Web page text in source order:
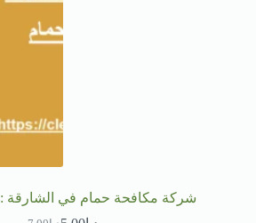
شركة مكافحة حمام في الشارقة :0568950034